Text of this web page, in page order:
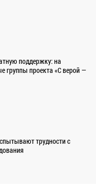
поддержку: на
группы проекта «С верой —
трудности с